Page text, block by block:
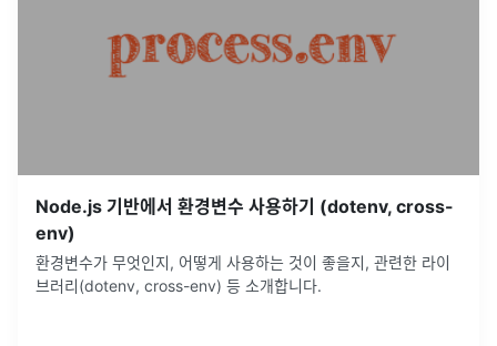
Node.js 기반에서 환경변수 사용하기 (dotenv, cross-
env)
환경변수가 무엇인지, 어떻게 사용하는 것이 좋을지, 관련한 라이
브러리(dotenv, cross-env) 등 소개합니다.